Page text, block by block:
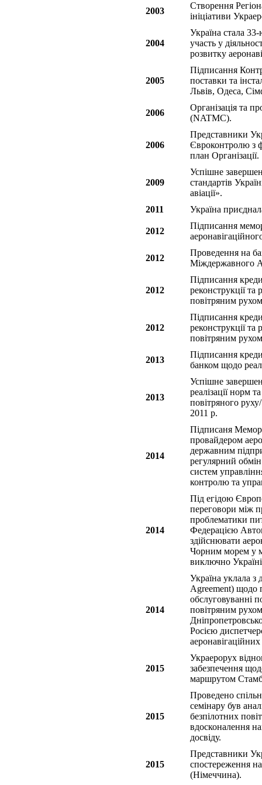
2003
Створення
ініціативи
2004
Україна стала
участь у
розвитку
2005
Підписання
поставки та
Львів, Одеса,
2006
Організація та
(NATMC).
2006
Представники
Євроконтролю з
план Організації.
2009
Успішне
стандартів
авіації».
2011
Україна
2012
Підписання
2012
Проведення на
Міждержавного
2012
Підписання
реконструкції та
повітряним
2012
Підписання
реконструкції та
повітряним
2013
Підписання
банком щодо
2013
Успішне
реалізації норм
повітряного
2011 р.
2014
Підписаня
провайдером
державним
регулярний
систем
контролю та
2014
Під егідою
переговори між
проблематики
Федерацією
здійснювати
Чорним морем у
виключно
2014
Україна уклала
Agreement) щодо
обслуговуванні
повітряним
Росією
2015
Украерорух
забезпечення
маршрутом
2015
Проведено
семінару був
безпілотних
вдосконалення
досвіду.
2015
Представники
спостереження
(Німеччина).